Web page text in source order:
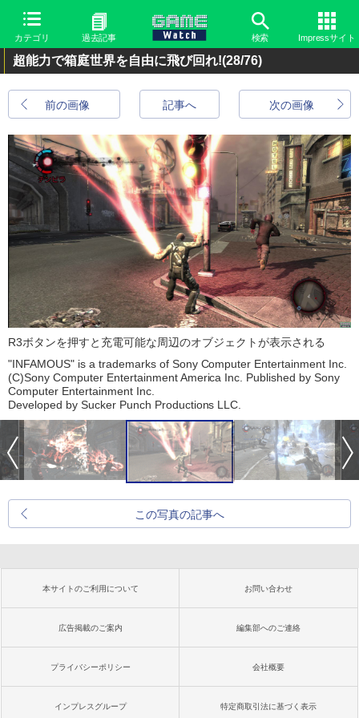
カテゴリ 過去記事 検索 Impressサイト
超能力で箱庭世界を自由に飛び回れ!(28/76)
前の画像 次の画像
記事へ
R3ボタンを押すと充電可能な周辺のオブジェクトが表示される
"INFAMOUS" is a trademarks of Sony Computer Entertainment Inc.
(C)Sony Computer Entertainment America Inc. Published by Sony
Computer Entertainment Inc.
Developed by Sucker Punch Productions LLC.
この写真の記事へ
本サイトのご利用について お問い合わせ
広告掲載のご案内 編集部へのご連絡
プライバシーポリシー 会社概要
インプレスグループ 特定商取引法に基づく表示